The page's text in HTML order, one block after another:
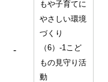
-
もや子育てに
やさしい環境
づくり
（6）-1こど
もの見守り活
動